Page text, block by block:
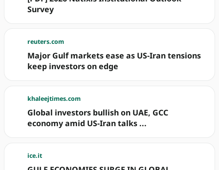
Survey
reuters.com
Major Gulf markets ease as US-Iran tensions
keep investors on edge
khaleejtimes.com
Global investors bullish on UAE, GCC
economy amid US-Iran talks ...
ice.it